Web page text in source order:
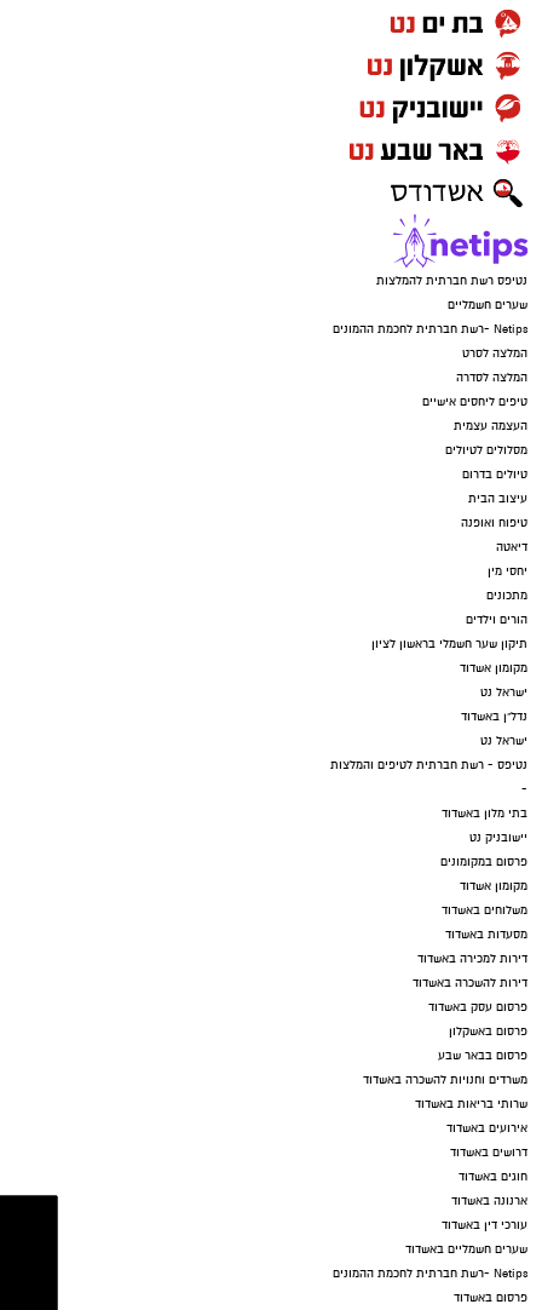
נטיפס רשת חברתית להמלצות
שערים חשמליים
Netips -רשת חברתית לחכמת ההמונים
המלצה לסרט
המלצה לסדרה
טיפים ליחסים אישיים
העצמה עצמית
מסלולים לטיולים
טיולים בדרום
עיצוב הבית
טיפוח ואופנה
דיאטה
יחסי מין
מתכונים
הורים וילדים
תיקון שער חשמלי בראשון לציון
מקומון אשדוד
ישראל נט
נדל"ן באשדוד
ישראל נט
נטיפס - רשת חברתית לטיפים והמלצות
-
בתי מלון באשדוד
יישובניק נט
פרסום במקומונים
מקומון אשדוד
משלוחים באשדוד
מסעדות באשדוד
דירות למכירה באשדוד
דירות להשכרה באשדוד
פרסום עסק באשדוד
פרסום באשקלון
פרסום בבאר שבע
משרדים וחנויות להשכרה באשדוד
שרותי בריאות באשדוד
אירועים באשדוד
דרושים באשדוד
חוגים באשדוד
ארנונה באשדוד
עורכי דין באשדוד
שערים חשמליים באשדוד
Netips -רשת חברתית לחכמת ההמונים
פרסום באשדוד